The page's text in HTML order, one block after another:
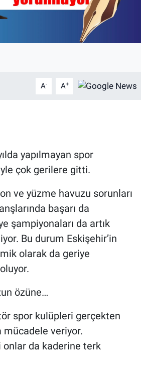
A- A+
yapılmayan spor
çok gerilere gitti.
ve yüzme havuzu sorunları
başarı da
şampiyonaları da artık
Bu durum Eskişehir’in
olarak da geriye
özüne…
spor kulüpleri gerçekten
mücadele veriyor.
onlar da kaderine terk